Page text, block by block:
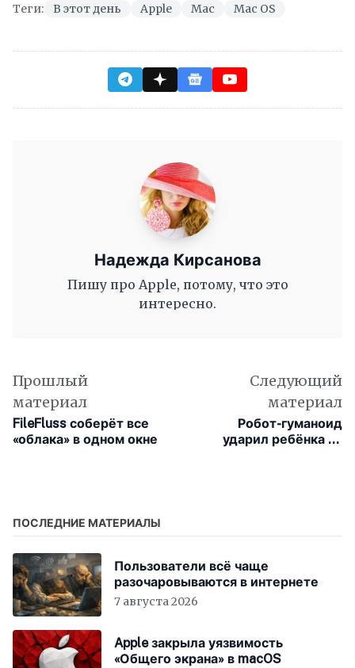
Теги: В этот день Apple Mac Mac OS
Надежда Кирсанова
Пишу про Apple, потому, что это
интересно.
Прошлый
материал
FileFluss соберёт все
«облака» в одном окне
Следующий
материал
Робот-гуманоид
ударил ребёнка на
ПОСЛЕДНИЕ МАТЕРИАЛЫ
Пользователи всё чаще
разочаровываются в интернете
7 августа 2026
Apple закрыла уязвимость
«Общего экрана» в macOS